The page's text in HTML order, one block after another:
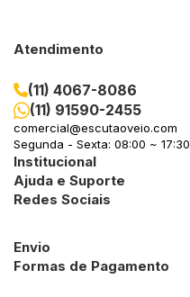
Atendimento
(11) 4067-8086
(11) 91590-2455
comercial@escutaoveio.com
Segunda - Sexta: 08:00 ~ 17:30
Institucional
Ajuda e Suporte
Redes Sociais
Envio
Formas de Pagamento